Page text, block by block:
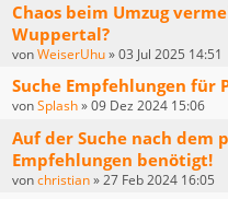
Chaos beim Umzug
Wuppertal?
vonWeiserUhu»03 Jul 2025 14:51
Suche Empfehlungen
vonSplash»09 Dez 2024 15:06
Auf der Suche nach dem
Empfehlungen benötigt!
vonchristian»27 Feb 2024 16:05